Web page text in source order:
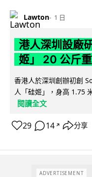
Lawton 1 日
港人深圳設廠
姬」 20 公斤
香港人於深圳創辦初創
人「硅姬」，身高 1.75
閱讀全文
29 14 ↗ 分享
ADVERTISEMENT